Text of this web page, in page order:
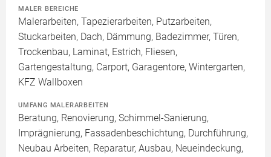
MALER BEREICHE
Malerarbeiten, Tapezierarbeiten, Putzarbeiten,
Stuckarbeiten, Dach, Dämmung, Badezimmer, Türen,
Trockenbau, Laminat, Estrich, Fliesen,
Gartengestaltung, Carport, Garagentore, Wintergarten,
KFZ Wallboxen
UMFANG MALERARBEITEN
Beratung, Renovierung, Schimmel-Sanierung,
Imprägnierung, Fassadenbeschichtung, Durchführung,
Neubau Arbeiten, Reparatur, Ausbau, Neueindeckung,